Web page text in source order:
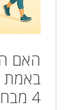
האם
באמת
4